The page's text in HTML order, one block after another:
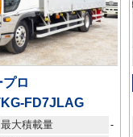
プロ
FD7JLAG
最大積載量 -